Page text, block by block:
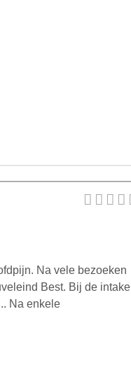
Na vele bezoeken
Best. Bij de intake
Na enkele